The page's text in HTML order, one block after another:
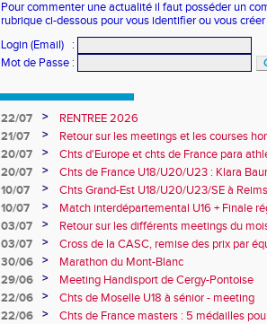
Pour commenter une actualité il faut posséder un
rubrique ci-dessous pour vous identifier ou vous
Login (Email)
:
Mot de Passe :
22/07 >
RENTREE 2026
21/07
>
Retour sur les meetings et les courses
20/07
>
Chts d'Europe et chts de France para
champion d'Europe et multiples
20/07 >
Chts de France U18/U20/U23 : Klara
10e
10/07 >
Chts Grand-Est U18/U20/U23/SE à
10/07
>
Match interdépartemental U16 + Finale
Obernai
03/07 >
Retour sur les différents meetings du
03/07
>
Cross de la CASC, remise des prix par
collèges
30/06 >
Marathon du Mont-Blanc
29/06
>
Meeting Handisport de Cergy-Pontoise
22/06
>
Chts de Moselle U18 à sénior - meeting
22/06
>
Chts de France masters : 5 médailles